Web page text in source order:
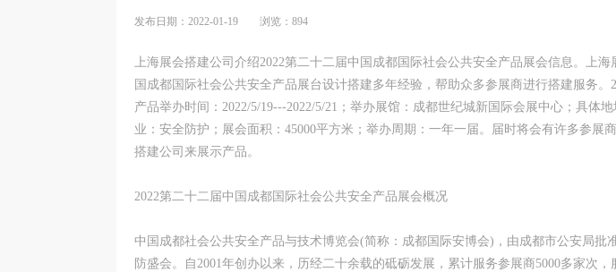
发布日期：2022-01-19 浏览：894
上海展会搭建公司介绍2022第二十二届中国成都国际社会公共安全产品展会信息。上
国成都国际社会公共安全产品展台设计搭建多年经验，帮助众多参展商进行搭建服务
产品举办时间：2022/5/19---2022/5/21；举办展馆：成都世纪城新国际会展中心；具体
业：安全防护；展会面积：45000平方米；举办周期：一年一届。届时将会有许多参展
搭建公司来展示产品。
2022第二十二届中国成都国际社会公共安全产品展会概况
中国成都社会公共安全产品与技术博览会(简称：成都国际安博会)，由成都市公安局批
防盛会。自2001年创办以来，历经二十余载的砥砺发展，累计服务参展商5000多家次